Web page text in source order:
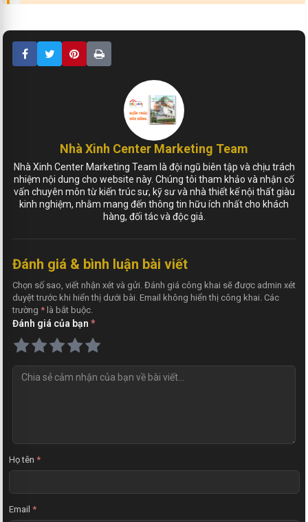
Nhà Xinh Center Marketing Team
Nhà Xinh Center Marketing Team là đội ngũ biên tập và chịu trách
nhiệm nội dung cho website này. Chúng tôi tham khảo và nhận cố
vấn chuyên môn từ kiến trúc sư, kỹ sư và nhà thiết kế nội thất giàu
kinh nghiệm, nhằm mang đến thông tin hữu ích nhất cho khách
hàng, đối tác và độc giả.
Đánh giá & bình luận bài viết
Chọn số sao, viết nhận xét và gửi. Đánh giá công khai sẽ được admin xét
duyệt trước khi hiển thị dưới bài. Email không hiển thị công khai. Các
trường * là bắt buộc.
Đánh giá của bạn *
Họ tên *
Email *